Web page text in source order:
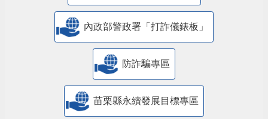
內政部警政署「打詐儀錶板」
防詐騙專區
苗栗縣永續發展目標專區